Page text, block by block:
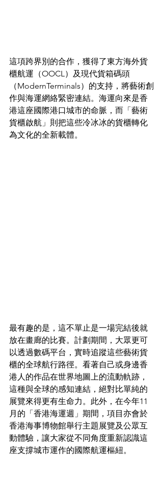
這項跨界別的合作，獲得了東方海外貨
櫃航運（OOCL）及現代貨箱碼頭
（ModernTerminals）的支持，將藝術創
作與海運網絡緊密連結。海運向來是香
港這座國際港口城市的命脈，而「藝術
貨櫃啟航」則把這些冷冰冰的貨櫃轉化
為文化的全新載體。
最有趣的是，這不單止是一場完結後就
放在畫廊的比賽。計劃期間，大眾更可
以透過數碼平台，實時追蹤這些藝術貨
櫃的全球航行路徑。看著自己或身邊香
港人的作品在世界地圖上的流動軌跡，
這種與全球的感知連結，絕對比單純的
展覽來得更有生命力。此外，在今年11
月的「香港海運週」期間，項目亦會於
香港海事博物館舉行主題展覽及公眾互
動體驗，讓大家從不同角度重新認識這
座支撐城市運作的國際航運樞紐。